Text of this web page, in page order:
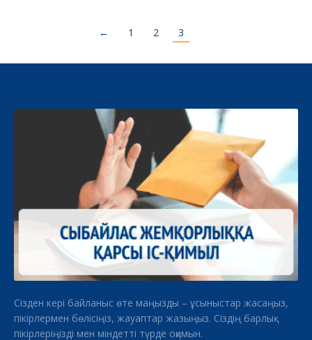
← 1 2 3
Сізден кері байланыс өте маңызды – ұсыныстар жасаңыз,
пікірлермен бөлісіңіз, жауаптар жазыңыз. Сіздің барлық
пікірлеріңізді мен міндетті түрде оқимын.